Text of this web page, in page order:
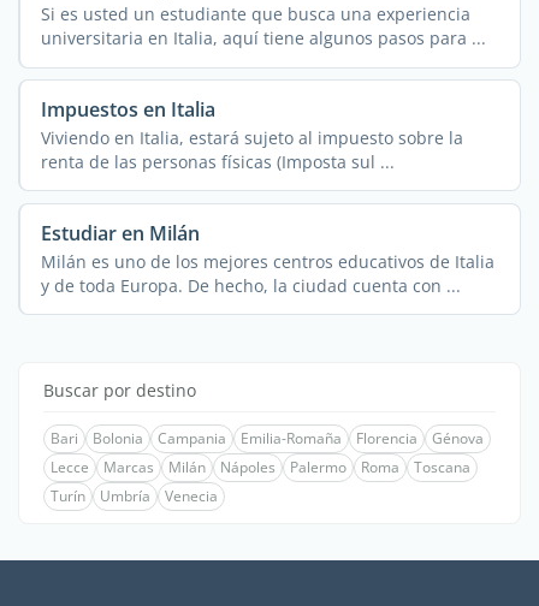
Si es usted un estudiante que busca una experiencia
universitaria en Italia, aquí tiene algunos pasos para ...
Impuestos en Italia
Viviendo en Italia, estará sujeto al impuesto sobre la
renta de las personas físicas (Imposta sul ...
Estudiar en Milán
Milán es uno de los mejores centros educativos de Italia
y de toda Europa. De hecho, la ciudad cuenta con ...
Buscar por destino
Bari Bolonia Campania Emilia-Romaña Florencia
Génova
Lecce
Marcas Milán Nápoles Palermo Roma
Toscana
Turín
Umbría Venecia